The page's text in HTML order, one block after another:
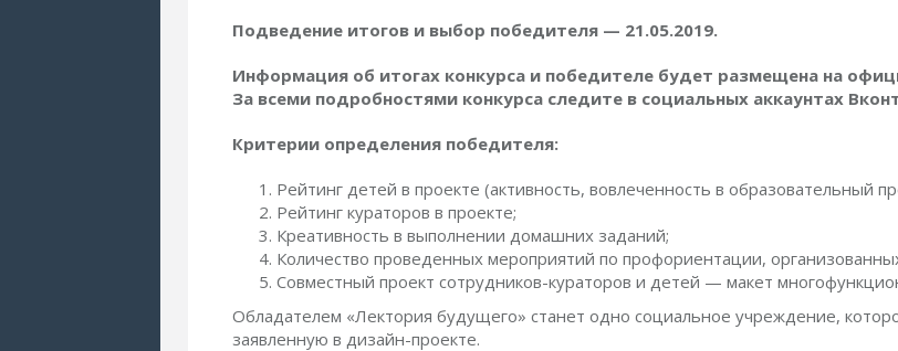
Подведение итогов и выбор победителя — 21.05.2019.
Информация об итогах конкурса и победителе будет размещена на
За всеми подробностями конкурса следите в социальных аккаунтах
Критерии определения победителя:
Рейтинг детей в проекте (активность, вовлеченность в образовательный
Рейтинг кураторов в проекте;
Креативность в выполнении домашних заданий;
Количество проведенных мероприятий по профориентации,
Совместный проект сотрудников-кураторов и детей — макет
Обладателем «Лектория будущего» станет одно социальное учреждение,
заявленную в дизайн-проекте.